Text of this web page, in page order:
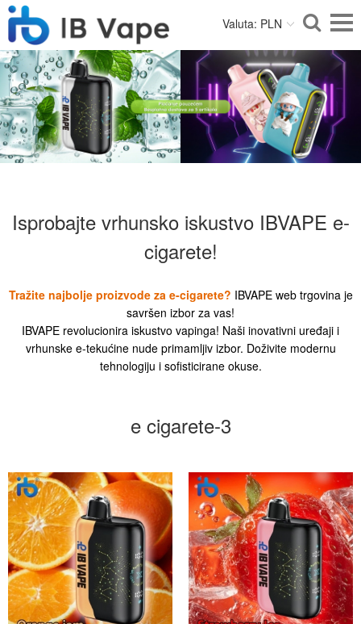
Valuta: PLN
Isprobajte vrhunsko iskustvo IBVAPE e-
cigarete!
Tražite najbolje proizvode za e-cigarete? IBVAPE web trgovina je
savršen izbor za vas!
IBVAPE revolucionira iskustvo vapinga! Naši inovativni uređaji i
vrhunske e-tekućine nude primamljiv izbor. Doživite modernu
tehnologiju i sofisticirane okuse.
e cigarete-3